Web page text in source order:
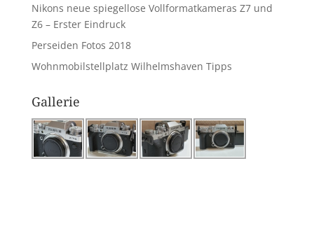
Nikons neue spiegellose Vollformatkameras Z7 und
Z6 – Erster Eindruck
Perseiden Fotos 2018
Wohnmobilstellplatz Wilhelmshaven Tipps
Gallerie